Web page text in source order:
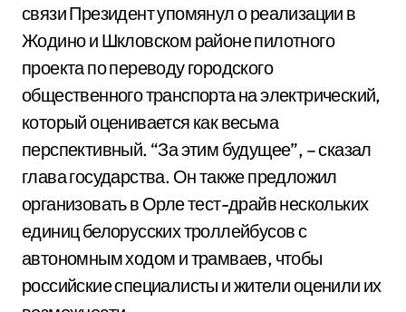
связи Президент упомянул о реализации в
Жодино и Шкловском районе пилотного
проекта по переводу городского
общественного транспорта на электрический,
который оценивается как весьма
перспективный. “За этим будущее”, – сказал
глава государства. Он также предложил
организовать в Орле тест-драйв нескольких
единиц белорусских троллейбусов с
автономным ходом и трамваев, чтобы
российские специалисты и жители оценили их